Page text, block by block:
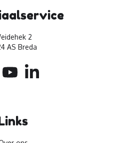
2
AS Breda